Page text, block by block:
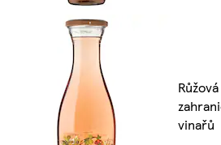
vinařů